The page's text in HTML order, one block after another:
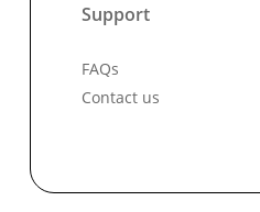
Support
FAQs
Contact us